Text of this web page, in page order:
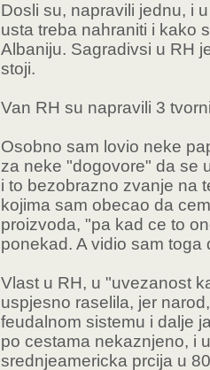
Dosli su, napravili jednu, i
usta treba nahraniti i kako
Albaniju. Sagradivsi u RH
stoji.
Van RH su napravili 3
Osobno sam lovio neke
za neke "dogovore" da se
i to bezobrazno zvanje na
kojima sam obecao da
proizvoda, "pa kad ce to
ponekad. A vidio sam
Vlast u RH, u "uvezanost
uspjesno raselila, jer
feudalnom sistemu i dalje
po cestama nekaznjeno, i
srednjeamericka prcija u